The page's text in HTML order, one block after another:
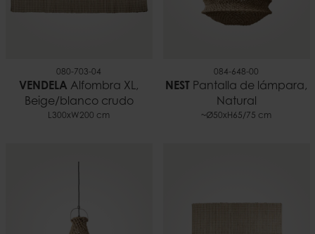
080-703-04
VENDELA Alfombra XL,
Beige/blanco crudo
L300xW200 cm
084-648-00
NEST
Pantalla de lámpara,
Natural
~Ø50xH65/75 cm